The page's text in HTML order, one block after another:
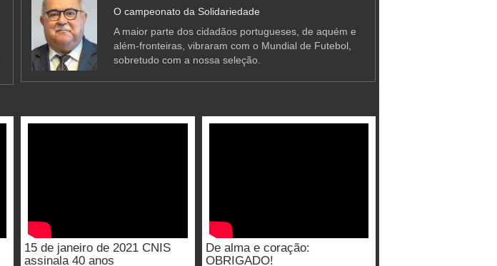
O campeonato da Solidariedade
A maior parte dos cidadãos portugueses, de aquém e
além-fronteiras, vibraram com o Mundial de Futebol,
sobretudo com a nossa seleção.
15 de janeiro de 2021 CNIS
assinala 40 anos
De alma e coração:
OBRIGADO!